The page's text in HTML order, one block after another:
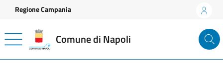
Vai ai contenuti
Vai al footer
Regione Campania
Comune di Napoli